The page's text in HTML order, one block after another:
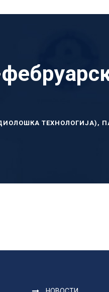
ТЕХНОЛОГИЈА) ,